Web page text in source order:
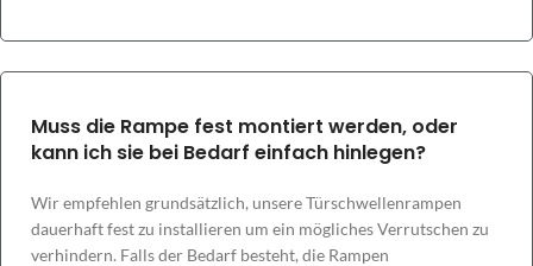
Muss die Rampe fest montiert werden, oder
kann ich sie bei Bedarf einfach hinlegen?
Wir empfehlen grundsätzlich, unsere Türschwellenrampen
dauerhaft fest zu installieren um ein mögliches Verrutschen zu
verhindern. Falls der Bedarf besteht, die Rampen